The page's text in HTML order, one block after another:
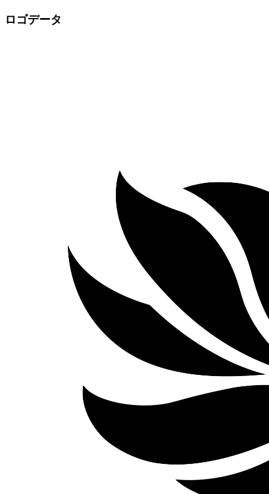
ロゴデータ